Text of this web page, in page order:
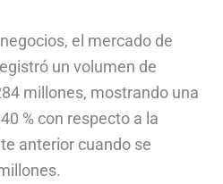
el mercado de
un volumen de
millones, mostrando una
% con respecto a la
anterior cuando se